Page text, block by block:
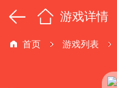
游戏详情
首页 游戏列表